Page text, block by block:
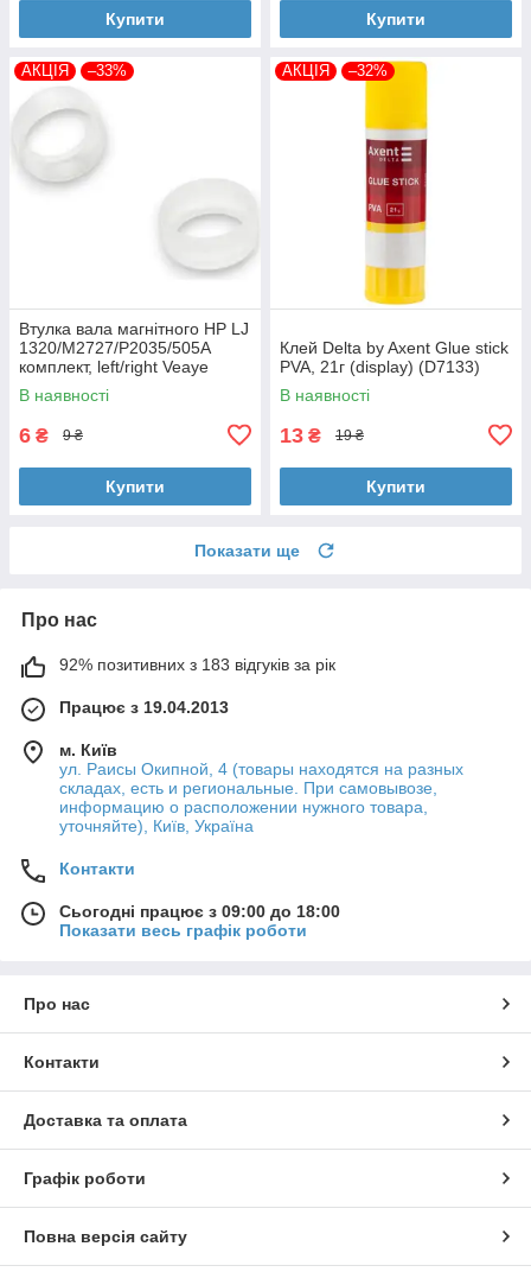
Купити Купити
АКЦІЯ –33%
Втулка вала магнітного HP LJ
1320/M2727/P2035/505A
комплект, left/right Veaye
(BSHMR-505U-VE)
В наявності
6 ₴ 9 ₴
Купити
АКЦІЯ –32%
Клей Delta by Axent Glue stick
PVA, 21г (display) (D7133)
В наявності
13 ₴ 19 ₴
Купити
Показати ще
Про нас
92% позитивних з 183 відгуків за рік
Працює з 19.04.2013
м. Київ
ул. Раисы Окипной, 4 (товары находятся на разных
складах, есть и региональные. При самовывозе,
информацию о расположении нужного товара,
уточняйте), Київ, Україна
Контакти
Сьогодні працює з 09:00 до 18:00
Показати весь графік роботи
Про нас
Контакти
Доставка та оплата
Графік роботи
Повна версія сайту